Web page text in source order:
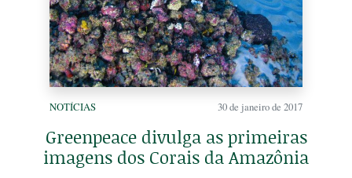
NOTÍCIAS 30 de janeiro de 2017
Greenpeace divulga as primeiras
imagens dos Corais da Amazônia